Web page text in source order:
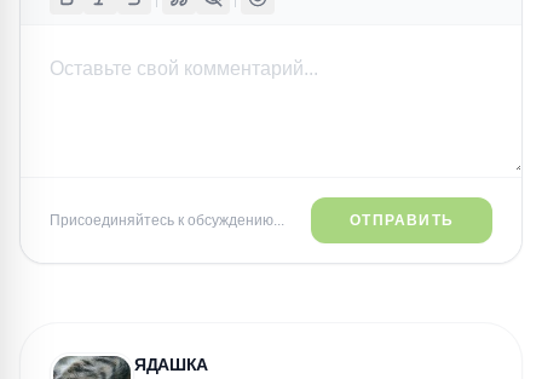
Присоединяйтесь к обсуждению... ОТПРАВИТЬ
ЯДАШКА